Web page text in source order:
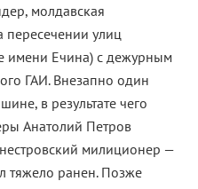
молдавская
пересечении улиц
имени Ечина) с дежурным
ГАИ. Внезапно один
в результате чего
Анатолий Петров
милиционер —
тяжело ранен. Позже